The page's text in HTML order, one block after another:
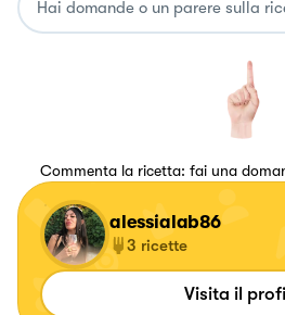
Commenta la ricetta: fai una
alessialab86
3 ricette
Visita il